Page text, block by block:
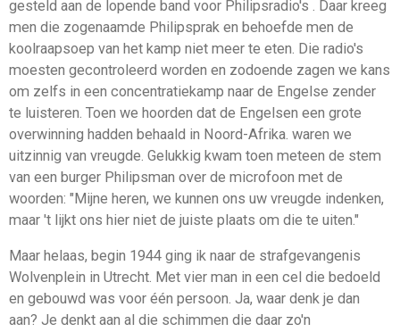
gesteld aan de lopende band voor Philipsradio's . Daar kreeg
men die zogenaamde Philipsprak en behoefde men de
koolraapsoep van het kamp niet meer te eten. Die radio's
moesten gecontroleerd worden en zodoende zagen we kans
om zelfs in een concentratiekamp naar de Engelse zender
te luisteren. Toen we hoorden dat de Engelsen een grote
overwinning hadden behaald in Noord-Afrika. waren we
uitzinnig van vreugde. Gelukkig kwam toen meteen de stem
van een burger Philipsman over de microfoon met de
woorden: "Mijne heren, we kunnen ons uw vreugde indenken,
maar 't lijkt ons hier niet de juiste plaats om die te uiten."
Maar helaas, begin 1944 ging ik naar de strafgevangenis
Wolvenplein in Utrecht. Met vier man in een cel die bedoeld
en gebouwd was voor één persoon. Ja, waar denk je dan
aan? Je denkt aan al die schimmen die daar zo'n